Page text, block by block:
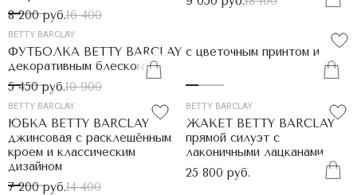
8 200 руб.16 400
BETTY BARCLAY
ФУТБОЛКА BETTY BARCLAY с цветочным принтом и
декоративным блеском
5 450 руб.10 900
BETTY BARCLAY
ЮБКА BETTY BARCLAY
джинсовая с расклешённым
кроем и классическим
дизайном
7 200 руб.14 400
BETTY BARCLAY
ЖАКЕТ BETTY BARCLAY
прямой силуэт с
лаконичными лацканами
25 800 руб.